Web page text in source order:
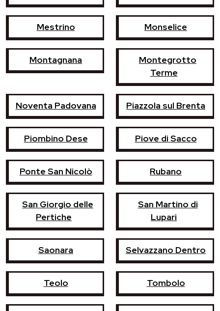
Mestrino Monselice
Montagnana
Montegrotto
Terme
Noventa Padovana Piazzola sul Brenta
Piombino Dese Piove di Sacco
Ponte San Nicolò Rubano
San Giorgio delle
Pertiche
San Martino di
Lupari
Saonara Selvazzano Dentro
Teolo Tombolo